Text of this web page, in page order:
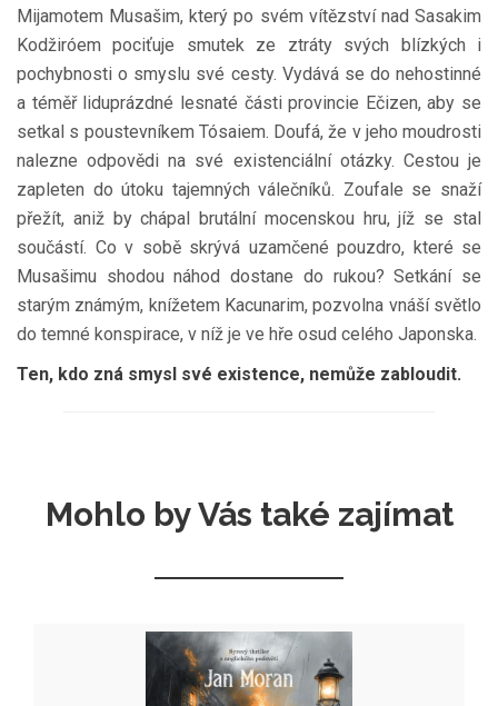
Mijamotem Musašim, který po svém vítězství nad Sasakim
Kodžiróem pociťuje smutek ze ztráty svých blízkých i
pochybnosti o smyslu své cesty. Vydává se do nehostinné
a téměř liduprázdné lesnaté části provincie Ečizen, aby se
setkal s poustevníkem Tósaiem. Doufá, že v jeho moudrosti
nalezne odpovědi na své existenciální otázky. Cestou je
zapleten do útoku tajemných válečníků. Zoufale se snaží
přežít, aniž by chápal brutální mocenskou hru, jíž se stal
součástí. Co v sobě skrývá uzamčené pouzdro, které se
Musašimu shodou náhod dostane do rukou? Setkání se
starým známým, knížetem Kacunarim, pozvolna vnáší světlo
do temné konspirace, v níž je ve hře osud celého Japonska.
Ten, kdo zná smysl své existence, nemůže zabloudit.
Mohlo by Vás také zajímat